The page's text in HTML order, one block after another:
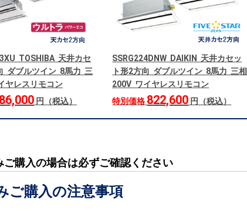
TOSHIBA 天井カセ
ダブルツイン 8馬力 三
ヤレスリモコン
円（税込）
SSRG224DNW DAIKIN 天井カセッ
ト形2方向 ダブルツイン 8馬力 三相
200V ワイヤレスリモコン
特別価格 822,600 円（税込）
ご購入の場合は必ずご確認ください
ご購入の注意事項